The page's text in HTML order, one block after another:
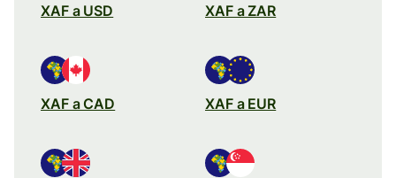
XAF a USD XAF a ZAR
XAF a CAD XAF a EUR